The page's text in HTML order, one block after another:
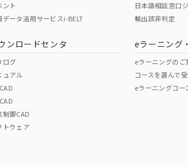
する可能性があります。
この製品の規格認証/適合
その他の認証はこちらのページからご
ント
データ活用サービスi-BELT
ンロードセンタ
ログ
ュアル
制御CAD
トウェア
日本語相談窓口
輸出該非判定
eラーニング
eラーニングのご
コースを選んで
eラーニングコー